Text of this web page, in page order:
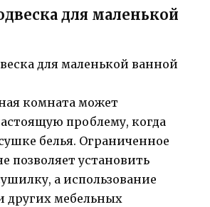
для маленькой
комната может
проблему, когда
белья. Ограниченное
позволяет установить
а использование
других мебельных